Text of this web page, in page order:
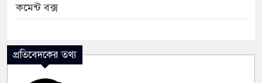
কমেন্ট বক্স
প্রতিবেদকের তথ্য